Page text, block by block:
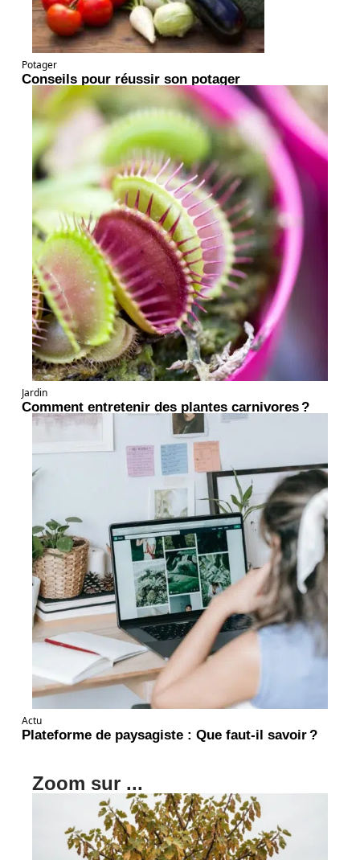
Potager
Conseils pour réussir son potager
Jardin
Comment entretenir des plantes carnivores ?
Actu
Plateforme de paysagiste : Que faut-il savoir ?
Zoom sur ...